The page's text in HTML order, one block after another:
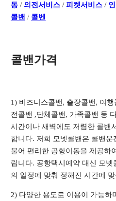
동 / 의전서비스 /피켓서비스 /
콜밴 / 콜벤
콜밴가격
1) 비즈니스콜밴, 출장콜밴, 여
전콜밴 ,단체콜밴, 가족콜밴 등
시간이나 새벽에도 저렴한 콜밴
합니다. 저희 모넷콜밴은 콜밴운
불어 편리한 공항이동을 제공하
립니다. 공항택시예약 대신 모
의 일정에 맞춰 정해진 시간에
2) 다양한 용도로 이용이 가능하